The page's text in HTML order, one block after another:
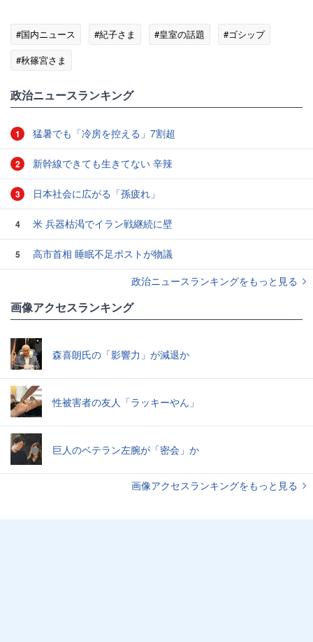
#国内ニュース #紀子さま #皇室の話題
#ゴシップ
#秋篠宮さま
政治ニュースランキング
1 猛暑でも「冷房を控える」7割超
2 新幹線できても生きてない 辛辣
3 日本社会に広がる「孫疲れ」
4 米 兵器枯渇でイラン戦継続に壁
5
高市首相 睡眠不足ポストが物議
政治ニュースランキングをもっと見る
画像アクセスランキング
森喜朗氏の「影響力」が減退か
性被害者の友人「ラッキーやん」
巨人のベテラン左腕が「密会」か
画像アクセスランキングをもっと見る